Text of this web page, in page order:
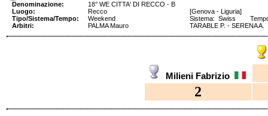
Denominazione:
18° WE CITTA' DI RECCO - B
Luogo:
Recco
[Genova - Liguria]
Tipo/Sistema/Tempo:
Weekend
Sistema: Swiss
Arbitri:
PALMA Mauro TARABLE P. - SERENA A.
Milieni Fabrizio
2